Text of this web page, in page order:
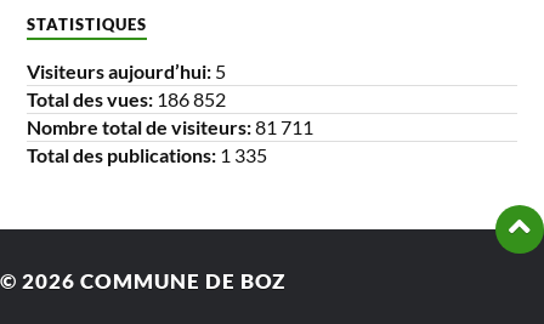
STATISTIQUES
Visiteurs aujourd’hui: 5
Total des vues: 186 852
Nombre total de visiteurs:81 711
Total des publications: 1 335
© 2026 COMMUNE DE BOZ